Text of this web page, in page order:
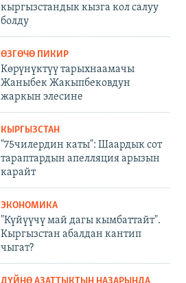
кыргызстандык кызга кол салуу
болду
ӨЗГӨЧӨ ПИКИР
Көрүнүктүү тарыхнаамачы
Жаныбек Жакыпбековдун
жаркын элесине
КЫРГЫЗСТАН
"75чилердин каты": Шаардык сот
тараптардын апелляция арызын
карайт
ЭКОНОМИКА
"Күйүүчү май дагы кымбаттайт".
Кыргызстан абалдан кантип
чыгат?